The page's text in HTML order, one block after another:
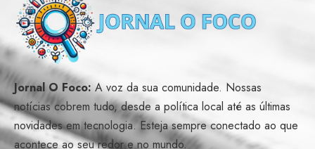
Jornal O Foco:A voz da sua comunidade. Nossas
notícias cobrem tudo, desde a política local até as últimas
novidades em tecnologia. Esteja sempre conectado ao que
acontece ao seu redor e no mundo.